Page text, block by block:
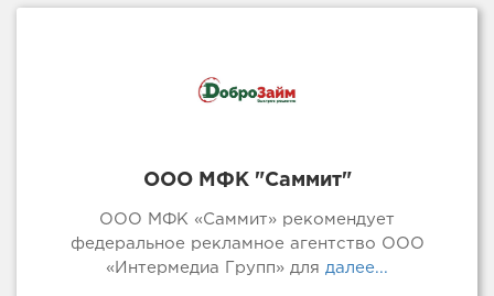
ООО МФК "Саммит"
ООО МФК «Саммит» рекомендует
федеральное рекламное агентство ООО
«Интермедиа Групп» для далее...